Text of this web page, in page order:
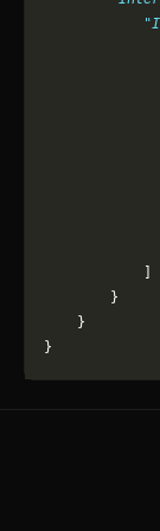
        }
    }
}